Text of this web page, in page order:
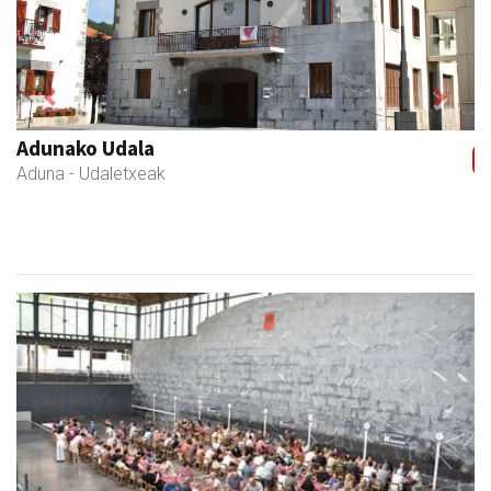
Egape Ikastola
Urnieta - Hezkuntza
Previous Next